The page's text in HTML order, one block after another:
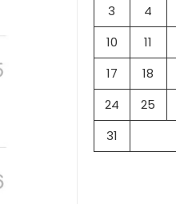
3
4
10
11
17
18
24
25
31